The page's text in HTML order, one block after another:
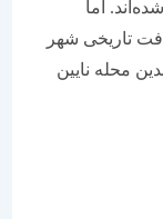
اما
شهر
نایین